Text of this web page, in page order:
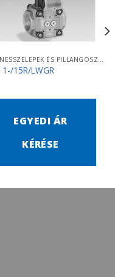
1-/15R/LWGR
EGYEDI ÁR
KÉRÉSE